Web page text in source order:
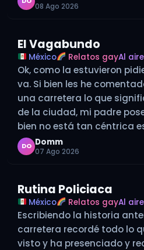
arreglarme rápido,…
08 Ago 2026
El Vagabundo
México Relatos gayAl
Ok, como la estuvieron
va. Si bien les he
una carretera lo que
de la ciudad, mi padre
bien no está tan céntrica
todo y tiene muchas…
DO Domm
07 Ago 2026
Rutina Policiaca
México Relatos gayAl
Escribiendo la historia
carretera recordé todo lo
visto y ha presenciado y